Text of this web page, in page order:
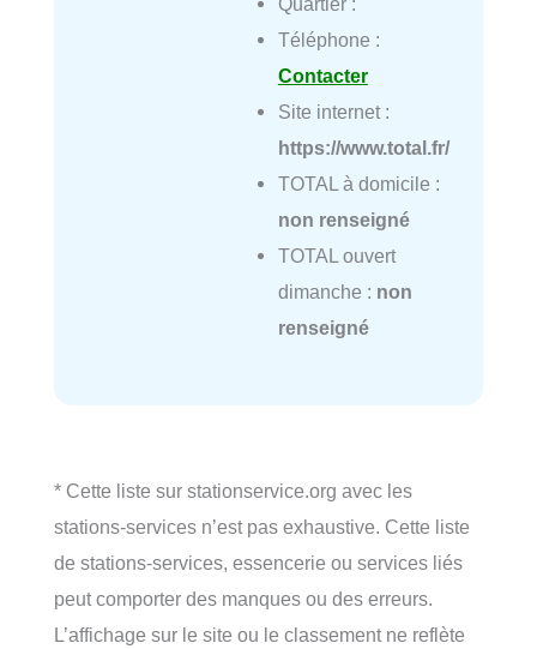
Téléphone :
Contacter
Site internet :
https://www.total.fr/
TOTAL à domicile :
non renseigné
TOTAL ouvert
dimanche : non
renseigné
* Cette liste sur stationservice.org avec les
stations-services n’est pas exhaustive. Cette liste
de stations-services, essencerie ou services liés
peut comporter des manques ou des erreurs.
L’affichage sur le site ou le classement ne reflète